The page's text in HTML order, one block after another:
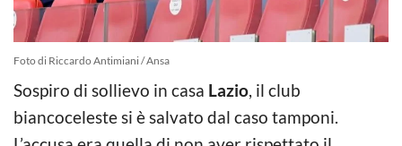
Foto di Riccardo Antimiani / Ansa
Sospiro di sollievo in casa Lazio, il club
biancoceleste si è salvato dal caso tamponi.